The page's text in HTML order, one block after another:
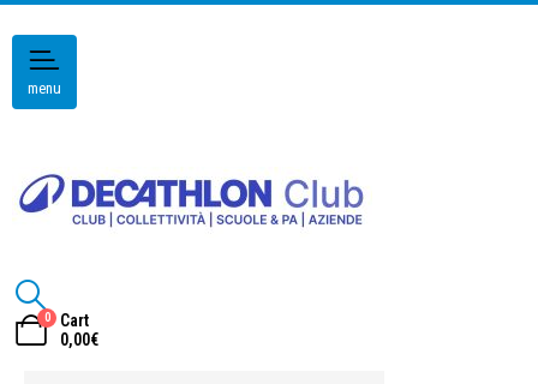
menu
0
Cart
0,00€